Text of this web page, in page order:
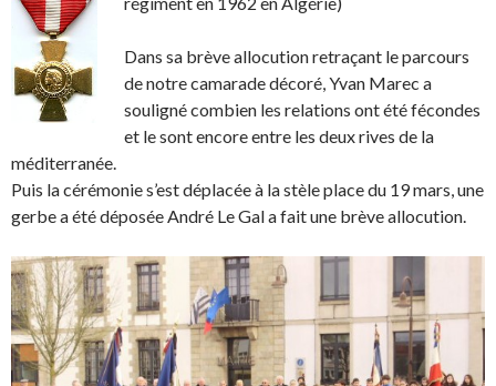
Dans sa brève allocution retraçant le parcours
de notre camarade décoré, Yvan Marec a
souligné combien les relations ont été fécondes
et le sont encore entre les deux rives de la
méditerranée.
Puis la cérémonie s’est déplacée à la stèle place du 19 mars, une
gerbe a été déposée André Le Gal a fait une brève allocution.